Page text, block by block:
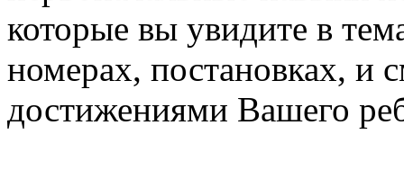
которые вы увидите в
номерах, постановках, и
достижениями Вашего